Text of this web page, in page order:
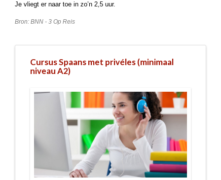
Je vliegt er naar toe in zo’n 2,5 uur.
Bron: BNN - 3 Op Reis
Cursus Spaans met privéles (minimaal
niveau A2)